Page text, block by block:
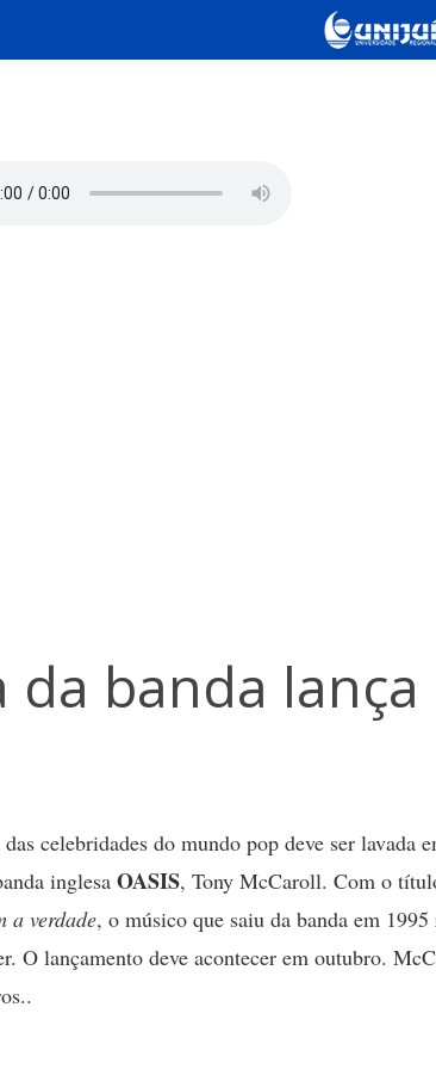
da banda
celebridades do mundo pop deve ser lavada
inglesa OASIS, Tony McCaroll. Com o
a verdade, o músico que saiu da banda em 1995
O lançamento deve acontecer em outubro.